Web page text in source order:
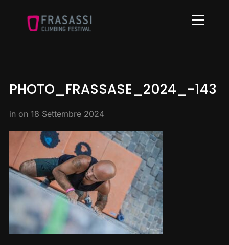
Info
PHOTO_FRASSASE_2024_-143
in on 18 Settembre 2024